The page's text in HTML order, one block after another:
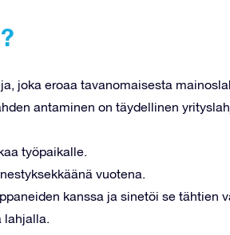
joka eroaa tavanomaisesta
antaminen on täydellinen
työpaikalle.
vuotena.
kanssa ja sinetöi se tähtien
lahjalla.